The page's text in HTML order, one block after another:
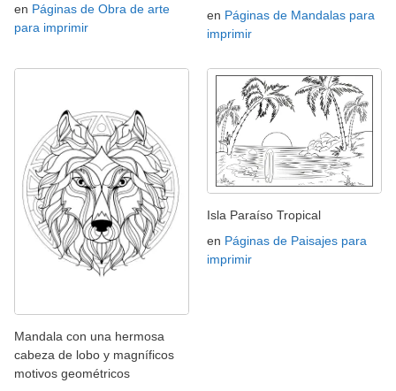
en Páginas de Obra de arte
para imprimir
en Páginas de Mandalas para
imprimir
Mandala con una hermosa
cabeza de lobo y magníficos
motivos geométricos
Isla Paraíso Tropical
en Páginas de Paisajes para
imprimir